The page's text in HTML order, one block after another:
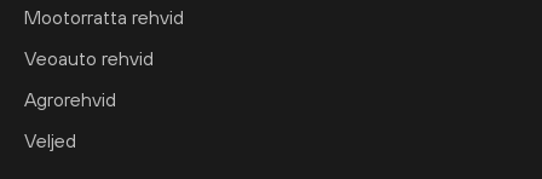
Mootorratta rehvid
Veoauto rehvid
Agrorehvid
Veljed